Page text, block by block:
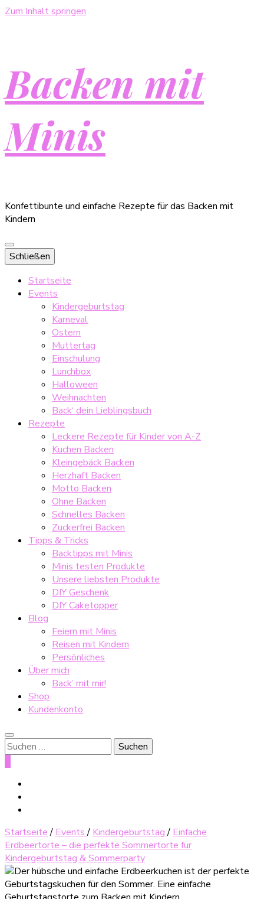
Zum Inhalt springen
Backen mit
Minis
Konfettibunte und einfache Rezepte für das Backen mit
Kindern
Schließen
Startseite
Events
Kindergeburtstag
Karneval
Ostern
Muttertag
Einschulung
Lunchbox
Halloween
Weihnachten
Back‘ dein Lieblingsbuch
Rezepte
Leckere Rezepte für Kinder von A-Z
Kuchen Backen
Kleingebäck Backen
Herzhaft Backen
Motto Backen
Ohne Backen
Schnelles Backen
Zuckerfrei Backen
Tipps & Tricks
Backtipps mit Minis
Minis testen Produkte
Unsere liebsten Produkte
DIY Geschenk
DIY Caketopper
Blog
Feiern mit Minis
Reisen mit Kindern
Persönliches
Über mich
Back’ mit mir!
Shop
Kundenkonto
Suche
nach:
Startseite / Events/ Kindergeburtstag/ Einfache
Erdbeertorte – die perfekte Sommertorte für
Kindergeburtstag & Sommerparty